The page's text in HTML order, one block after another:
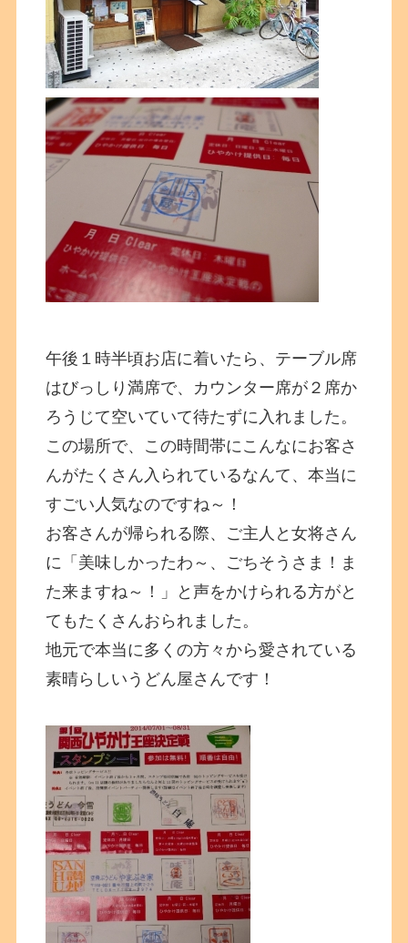
午後１時半頃お店に着いたら、テーブル席
はびっしり満席で、カウンター席が２席か
ろうじて空いていて待たずに入れました。
この場所で、この時間帯にこんなにお客さ
んがたくさん入られているなんて、本当に
すごい人気なのですね～！
お客さんが帰られる際、ご主人と女将さん
に「美味しかったわ～、ごちそうさま！ま
た来ますね～！」と声をかけられる方がと
てもたくさんおられました。
地元で本当に多くの方々から愛されている
素晴らしいうどん屋さんです！